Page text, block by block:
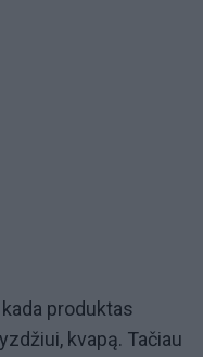
produktas
kvapą. Tačiau